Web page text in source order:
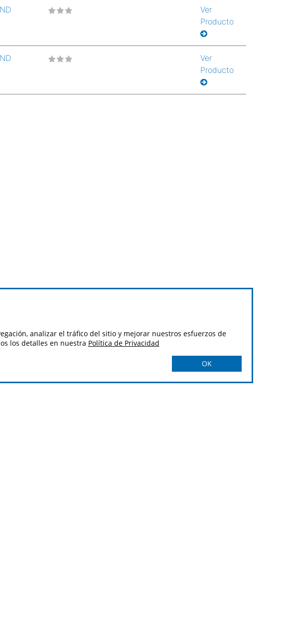
Ver
Producto
Ver
Producto
analizar el tráfico del sitio y mejorar nuestros esfuerzos de
los detalles en nuestra Política de Privacidad
OK